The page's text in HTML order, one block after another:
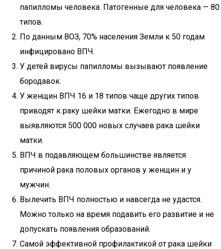
папилломы человека. Патогенные для человека — 80
типов.
По данным ВОЗ, 70% населения Земли к 50 годам
инфицировано ВПЧ.
У детей вирусы папилломы вызывают появление
бородавок.
У женщин ВПЧ 16 и 18 типов чаще других типов
приводят к раку шейки матки. Ежегодно в мире
выявляются 500 000 новых случаев рака шейки
матки.
ВПЧ в подавляющем большинстве является
причиной рака половых органов у женщин и у
мужчин.
Вылечить ВПЧ полностью и навсегда не удастся.
Можно только на время подавить его развитие и не
допускать появления образований.
Самой эффективной профилактикой от рака шейки